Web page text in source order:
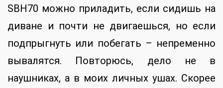
SBH70 можно приладить, если сидишь на
диване и почти не двигаешься, но если
подпрыгнуть или побегать – непременно
вывалятся. Повторюсь, дело не в
наушниках, а в моих личных ушах. Скорее